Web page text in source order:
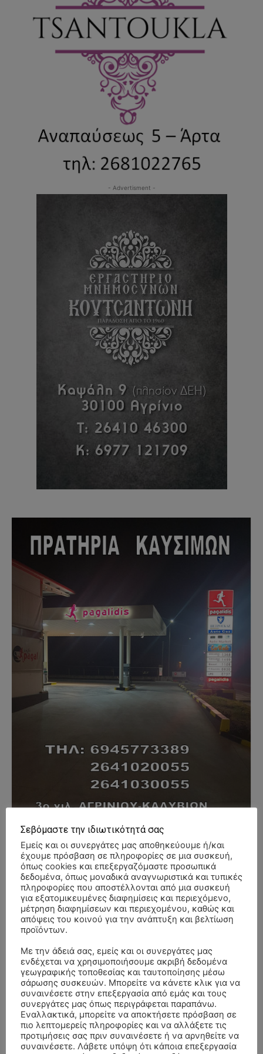
- Advertisment -
- Advertisment -
Σεβόμαστε την ιδιωτικότητά σας
Εμείς και οι συνεργάτες μας αποθηκεύουμε ή/και
έχουμε πρόσβαση σε πληροφορίες σε μια συσκευή,
όπως cookies και επεξεργαζόμαστε προσωπικά
δεδομένα, όπως μοναδικά αναγνωριστικά και τυπικές
πληροφορίες που αποστέλλονται από μια συσκευή
για εξατομικευμένες διαφημίσεις και περιεχόμενο,
μέτρηση διαφημίσεων και περιεχομένου, καθώς και
απόψεις του κοινού για την ανάπτυξη και βελτίωση
προϊόντων.
Με την άδειά σας, εμείς και οι συνεργάτες μας
ενδέχεται να χρησιμοποιήσουμε ακριβή δεδομένα
γεωγραφικής τοποθεσίας και ταυτοποίησης μέσω
σάρωσης συσκευών. Μπορείτε να κάνετε κλικ για να
συναινέσετε στην επεξεργασία από εμάς και τους
συνεργάτες μας όπως περιγράφεται παραπάνω.
Εναλλακτικά, μπορείτε να αποκτήσετε πρόσβαση σε
πιο λεπτομερείς πληροφορίες και να αλλάξετε τις
προτιμήσεις σας πριν συναινέσετε ή να αρνηθείτε να
συναινέσετε. Λάβετε υπόψη ότι κάποια επεξεργασία